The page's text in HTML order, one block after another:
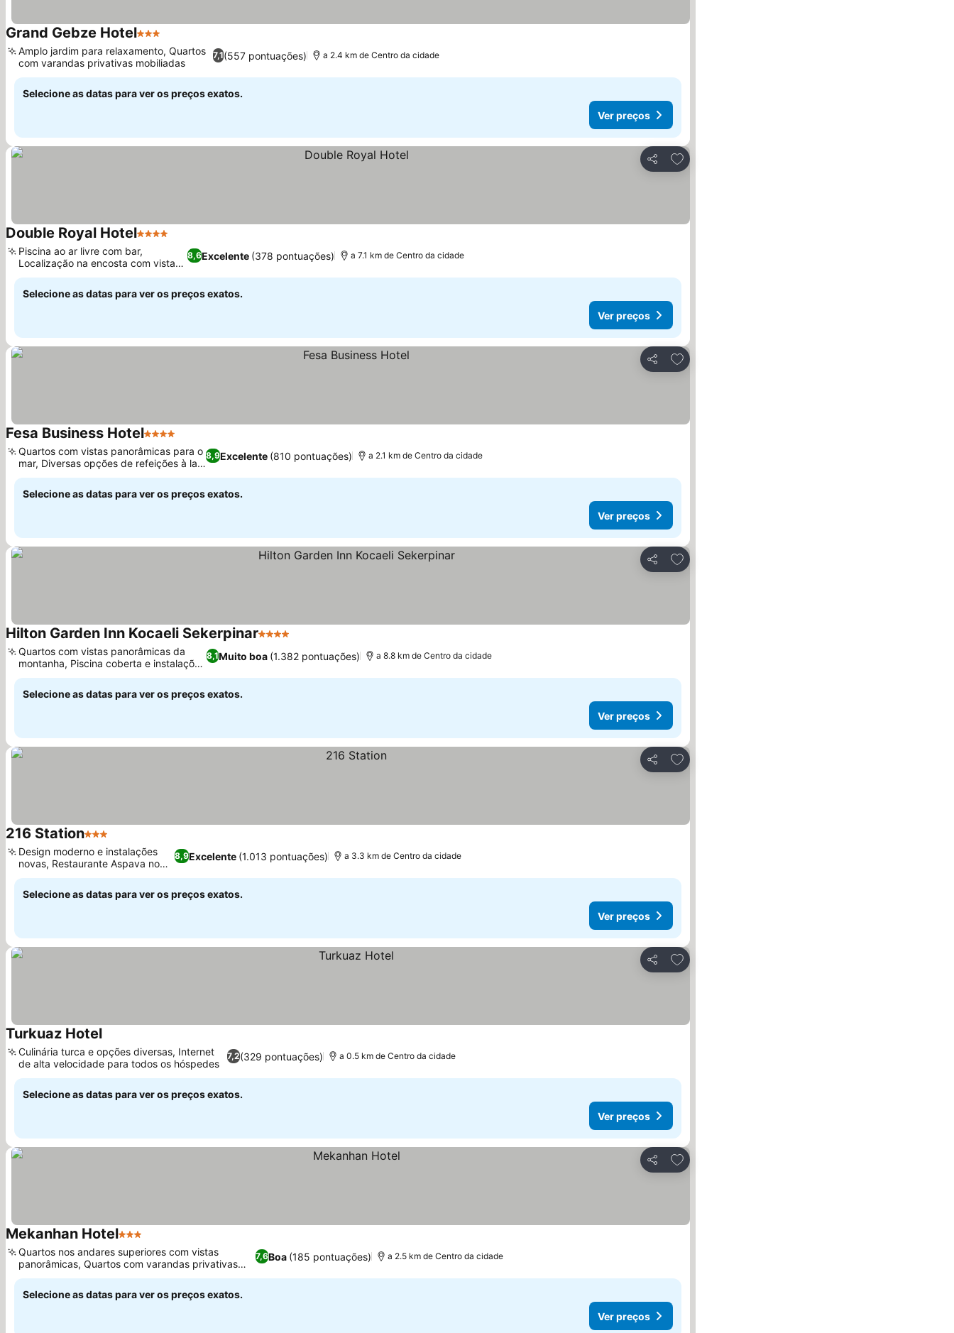
Grand Gebze Hotel3 Estrelas
7,1(557 pontuações)
Amplo jardim para relaxamento, Quartos
com varandas privativas mobiliadas
a 2.4 km de Centro da cidade
Selecione as datas para ver os preços exatos.
Ver preços
Partilhar
Adicionar aos favoritos
Double Royal Hotel4 Estrelas
8,6Excelente (378 pontuações)
Piscina ao ar livre com bar,
Localização na encosta com vista
para o mar
a 7.1 km de Centro da cidade
Selecione as datas para ver os preços exatos.
Ver preços
Partilhar
Adicionar aos favoritos
Fesa Business Hotel4 Estrelas
8,9Excelente (810 pontuações)
Quartos com vistas panorâmicas para o
mar, Diversas opções de refeições à la
carte
a 2.1 km de Centro da cidade
Selecione as datas para ver os preços exatos.
Ver preços
Partilhar
Adicionar aos favoritos
Hilton Garden Inn Kocaeli Sekerpinar4 Estrelas
8,1Muito boa (1.382 pontuações)
Quartos com vistas panorâmicas da
montanha, Piscina coberta e instalações
de fitness
a 8.8 km de Centro da cidade
Selecione as datas para ver os preços exatos.
Ver preços
Partilhar
Adicionar aos favoritos
216 Station3 Estrelas
8,9Excelente (1.013 pontuações)
Design moderno e instalações
novas, Restaurante Aspava no
local
a 3.3 km de Centro da cidade
Selecione as datas para ver os preços exatos.
Ver preços
Partilhar
Adicionar aos favoritos
Turkuaz HotelVer preços
7,2(329 pontuações)
Culinária turca e opções diversas, Internet
de alta velocidade para todos os hóspedes
a 0.5 km de Centro da cidade
Selecione as datas para ver os preços exatos.
Ver preços
Partilhar
Adicionar aos favoritos
Mekanhan Hotel3 Estrelas
7,6Boa (185 pontuações)
Quartos nos andares superiores com vistas
panorâmicas, Quartos com varandas privativas
com vista para o mar
a 2.5 km de Centro da cidade
Selecione as datas para ver os preços exatos.
Ver preços